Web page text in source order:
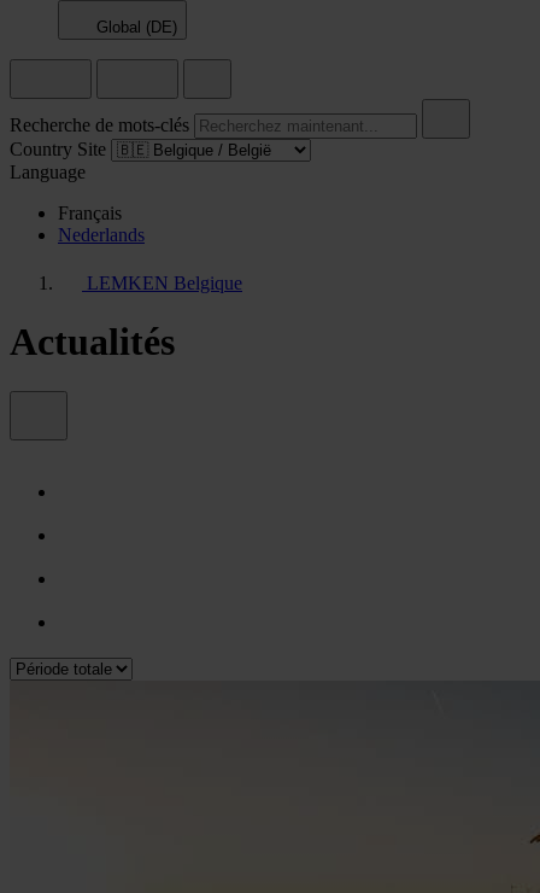
Global (DE)
Recherche de mots-clés
Country Site
Language
Français
Nederlands
LEMKEN Belgique
Actualités